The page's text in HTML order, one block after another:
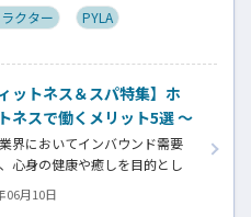
クター PYLA
ットネス＆スパ特集】ホ
ネスで働くメリット5選 ～
では得られない、特別な
とは～
界においてインバウンド需要
心身の健康や癒しを目的とし
ツーリズム」が重要な戦略と
そして、ウェルネスプログラム
06月10日